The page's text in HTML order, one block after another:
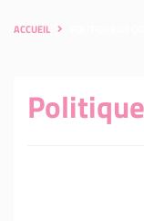
ACCUEIL